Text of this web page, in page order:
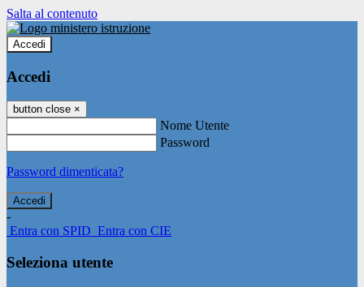
Salta al contenuto
Accedi
Accedi
button close ×
Nome Utente
Password
Password dimenticata?
-
Entra con SPID Entra con CIE
Seleziona utente